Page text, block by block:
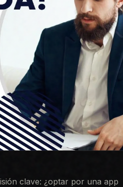
clave: ¿optar por una app